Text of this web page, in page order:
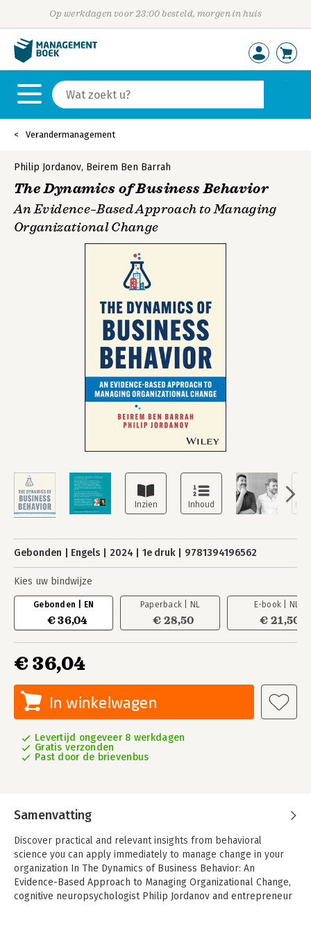
Op werkdagen voor 23:00 besteld, morgen in huis
Verandermanagement
Philip Jordanov, Beirem Ben Barrah
The Dynamics of Business Behavior
An Evidence–Based Approach to Managing
Organizational Change
Gebonden Engels 2024 1e druk 9781394196562
Kies uw bindwijze
Gebonden | EN
€ 36,04
Paperback | NL
€ 28,50
E-book | NL
€ 21,50
€ 36,04
In winkelwagen
Levertijd ongeveer 8 werkdagen
Gratis verzonden
Past door de brievenbus
Samenvatting
Discover practical and relevant insights from behavioral
science you can apply immediately to manage change in your
organization In The Dynamics of Business Behavior: An
Evidence-Based Approach to Managing Organizational Change,
cognitive neuropsychologist Philip Jordanov and entrepreneur